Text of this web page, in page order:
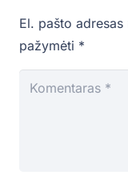
El. pašto
pažymėti *